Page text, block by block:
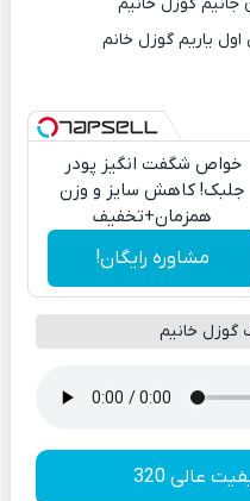
یاریم گوزل خانم
خواص شگفت انگیز پودر
جلبک! کاهش سایز و وزن
همزمان+تخفیف
مشاوره رایگان!
گوزل خانیم
عالی 320